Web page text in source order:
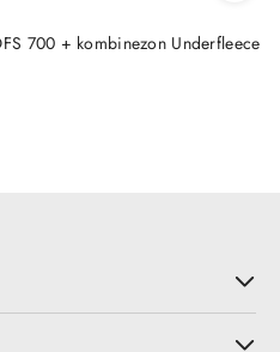
700 + kombinezon Underfleece